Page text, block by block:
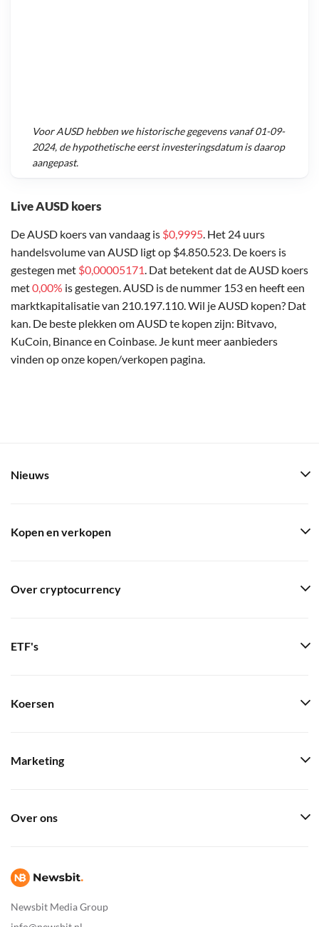
Live AUSD koers
De AUSD koers van vandaag is $0,9995. Het 24 uurs
handelsvolume van AUSD ligt op $4.850.523. De koers is
gestegen met $0,00005171. Dat betekent dat de AUSD koers
met0,00% is gestegen. AUSD is de nummer 153 en heeft een
marktkapitalisatie van 210.197.110. Wil je AUSD kopen? Dat
kan. De beste plekken om AUSD te kopen zijn: Bitvavo,
KuCoin, Binance en Coinbase. Je kunt meer aanbieders
vinden op onze kopen/verkopen pagina.
VoorAUSDhebben we historische gegevens vanaf01-09-
2024, de hypothetische eerst investeringsdatum is daarop
aangepast.
Newsbit Media Group
Nieuws
Kopen en verkopen
Over cryptocurrency
ETF's
Koersen
Marketing
Over ons